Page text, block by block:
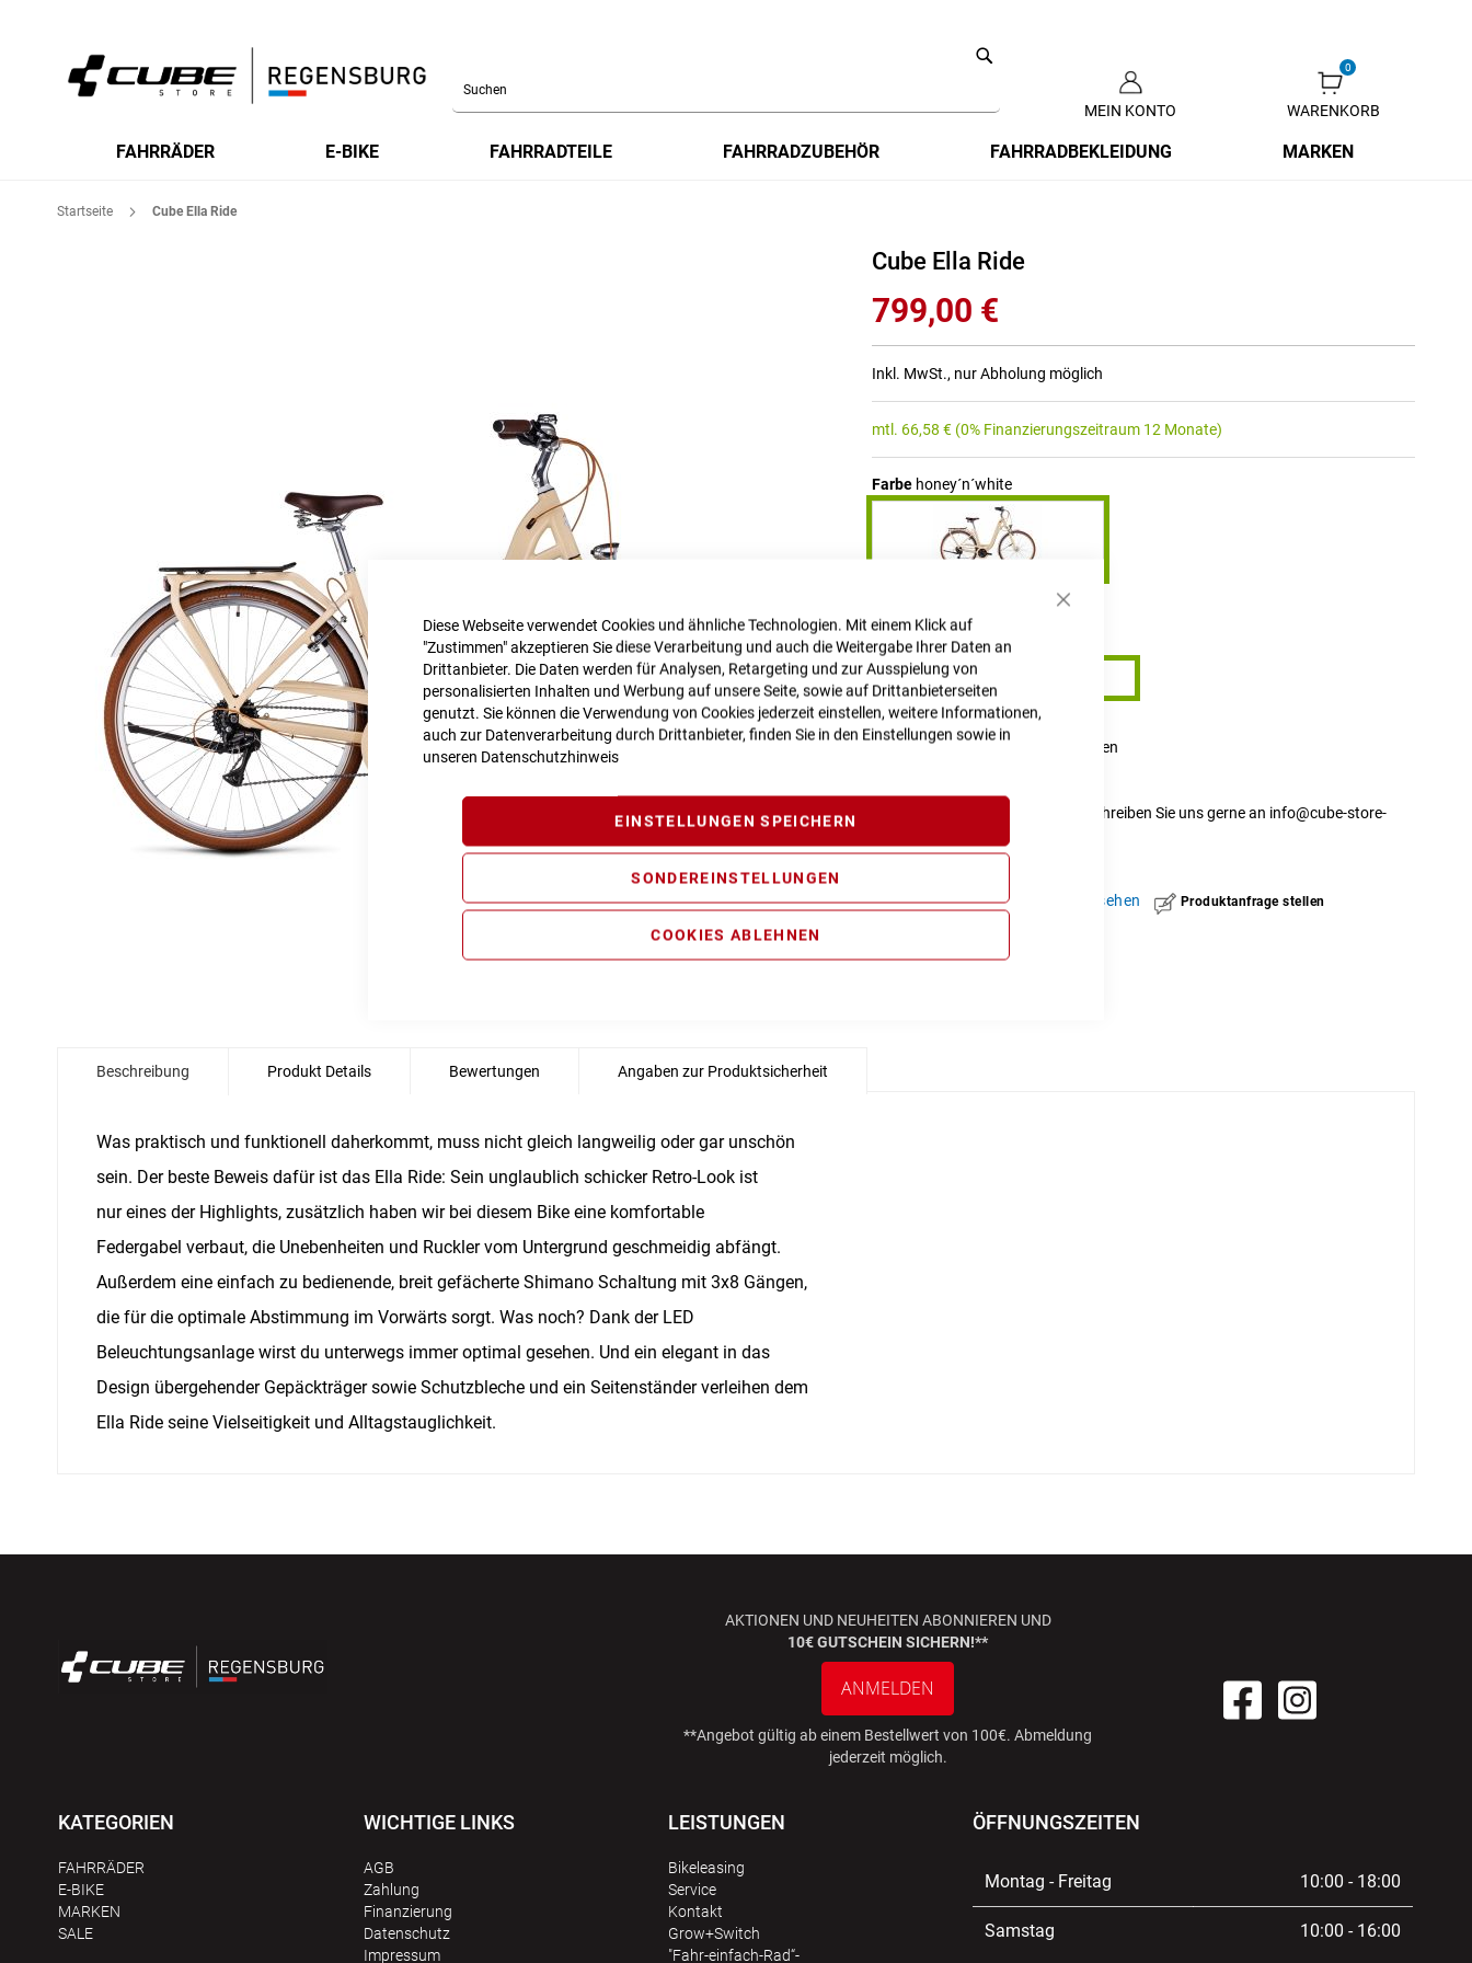
Schließen
Diese Webseite verwendet Cookies und ähnliche Technologien. Mit einem Klick auf
"Zustimmen" akzeptieren Sie diese Verarbeitung und auch die Weitergabe Ihrer Daten an
Drittanbieter. Die Daten werden für Analysen, Retargeting und zur Ausspielung von
personalisierten Inhalten und Werbung auf unsere Seite, sowie auf Drittanbieterseiten
genutzt. Sie können die Verwendung von Cookies jederzeit einstellen, weitere Informationen,
auch zur Datenverarbeitung durch Drittanbieter, finden Sie in den Einstellungen sowie in
unseren Datenschutzhinweis
EINSTELLUNGEN SPEICHERN
SONDEREINSTELLUNGEN
COOKIES ABLEHNEN
Inhalt
MEIN KONTO WARENKORB
Search
FAHRRÄDER E-BIKE FAHRRADTEILE FAHRRADZUBEHÖR FAHRRADBEKLEIDUNG MARKEN
Startseite Cube Ella Ride
Cube Ella Ride
799,00 €
Inkl. MwSt., nur Abholung möglich
mtl. 66,58 € (0% Finanzierungszeitraum 12 Monate)
Farbe honey´n´white
RAHMENHÖHE
LIEFERZEIT im Onlineshop erfragen
Für Anfragen zur Verfügbarkeit schreiben Sie uns gerne an info@cube-store-
Vergleichsliste: hinzufügen ansehen Produktanfrage stellen
Beschreibung
Was praktisch und funktionell daherkommt, muss nicht gleich langweilig oder gar unschön
sein. Der beste Beweis dafür ist das Ella Ride: Sein unglaublich schicker Retro-Look ist
nur eines der Highlights, zusätzlich haben wir bei diesem Bike eine komfortable
Federgabel verbaut, die Unebenheiten und Ruckler vom Untergrund geschmeidig abfängt.
Außerdem eine einfach zu bedienende, breit gefächerte Shimano Schaltung mit 3x8 Gängen,
die für die optimale Abstimmung im Vorwärts sorgt. Was noch? Dank der LED
Beleuchtungsanlage wirst du unterwegs immer optimal gesehen. Und ein elegant in das
Design übergehender Gepäckträger sowie Schutzbleche und ein Seitenständer verleihen dem
Ella Ride seine Vielseitigkeit und Alltagstauglichkeit.
Produkt Details Bewertungen Angaben zur Produktsicherheit
AKTIONEN UND NEUHEITEN ABONNIEREN UND
10€ GUTSCHEIN SICHERN!**
ANMELDEN
**Angebot gültig ab einem Bestellwert von 100€. Abmeldung
jederzeit möglich.
ÖFFNUNGSZEITEN
Montag - Freitag 10:00 - 18:00
Samstag 10:00 - 16:00
KATEGORIEN
FAHRRÄDER
E-BIKE
MARKEN
SALE
WICHTIGE LINKS
AGB
Zahlung
Finanzierung
Datenschutz
Impressum
LEISTUNGEN
Bikeleasing
Service
Kontakt
Grow+Switch
"Fahr-einfach-Rad“-